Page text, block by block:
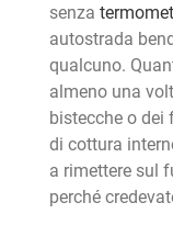
senza
autostrada
qualcuno.
almeno una
bistecche o dei
di cottura
a rimettere sul
perché